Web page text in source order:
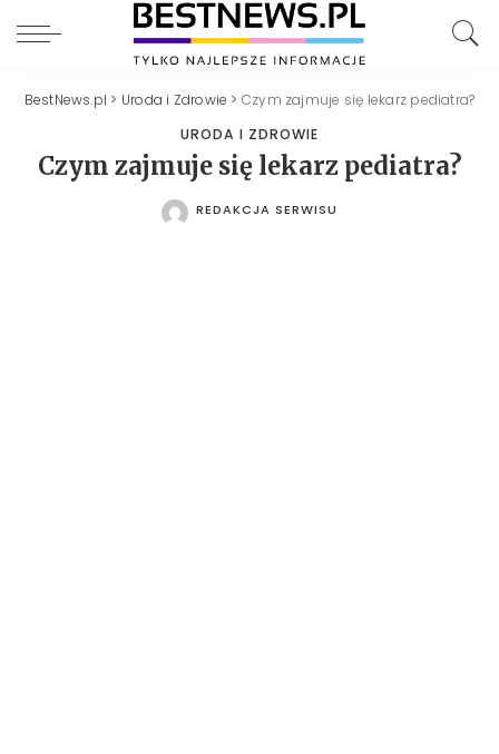
BestNews.pl > Uroda i Zdrowie > Czym zajmuje się lekarz pediatra?
URODA I ZDROWIE
Czym zajmuje się lekarz pediatra?
POSTED
REDAKCJA SERWISU